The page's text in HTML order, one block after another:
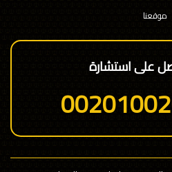
موقعنا
على استشارة